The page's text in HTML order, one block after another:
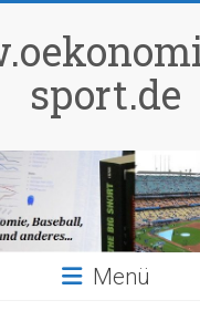
sport.de
Menü